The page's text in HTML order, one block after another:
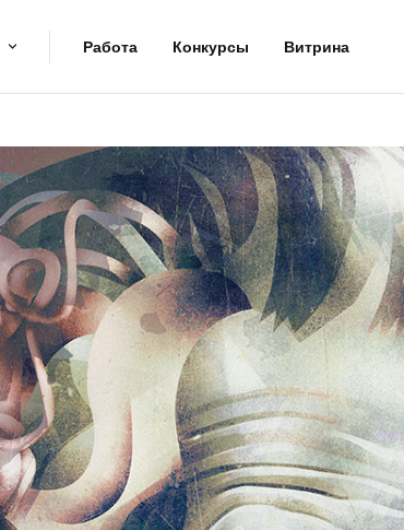
Работа Конкурсы Витрина